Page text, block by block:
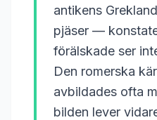
antikens
pjäser —
förälskade ser
Den romerska
avbildades ofta
bilden lever